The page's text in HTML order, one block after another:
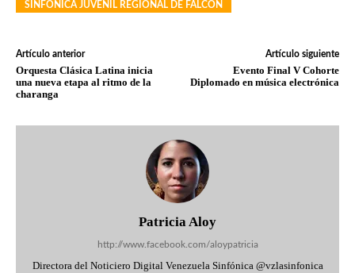
SINFÓNICA JUVENIL REGIONAL DE FALCÓN
Artículo anterior
Orquesta Clásica Latina inicia
una nueva etapa al ritmo de la
charanga
Artículo siguiente
Evento Final V Cohorte
Diplomado en música electrónica
Patricia Aloy
http://www.facebook.com/aloypatricia
Directora del Noticiero Digital Venezuela Sinfónica @vzlasinfonica